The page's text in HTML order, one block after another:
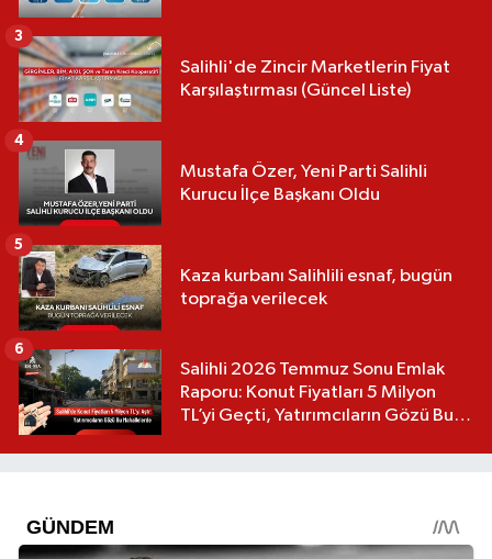
Salihli'de Zincir Marketlerin Fiyat
Karşılaştırması (Güncel Liste)
3
Mustafa Özer, Yeni Parti Salihli
Kurucu İlçe Başkanı Oldu
4
Kaza kurbanı Salihlili esnaf, bugün
toprağa verilecek
5
Salihli 2026 Temmuz Sonu Emlak
Raporu: Konut Fiyatları 5 Milyon
TL’yi Geçti, Yatırımcıların Gözü Bu
6